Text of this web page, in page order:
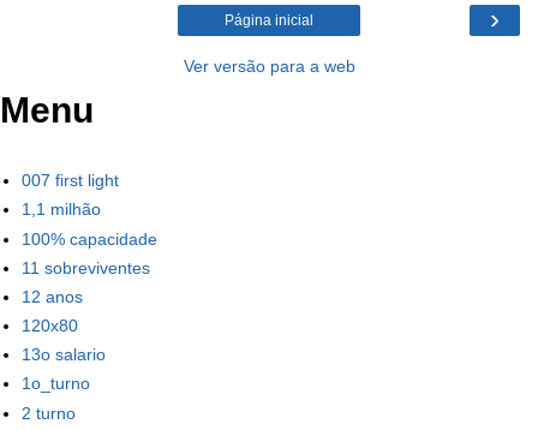
›
Página inicial
Ver versão para a web
Menu
007 first light
1,1 milhão
100% capacidade
11 sobreviventes
12 anos
120x80
13o salario
1o_turno
2 turno